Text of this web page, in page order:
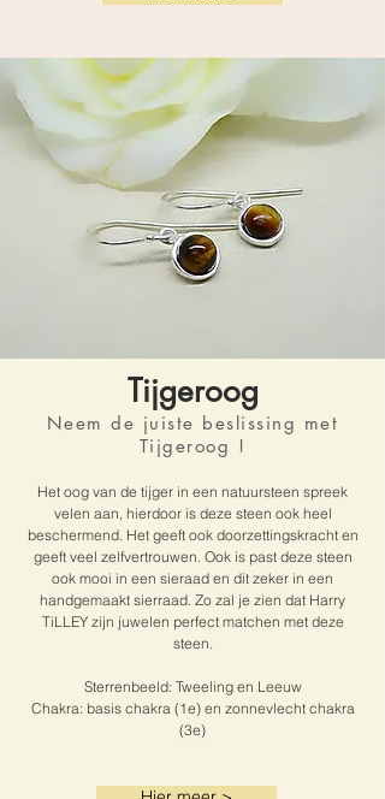
Tijgeroog
Neem de juiste beslissing met
Tijgeroog !
Het oog van de tijger in een natuursteen spreek
velen aan, hierdoor is deze steen ook heel
beschermend. Het geeft ook doorzettingskracht en
geeft veel zelfvertrouwen. Ook is past deze steen
ook mooi in een sieraad en dit zeker in een
handgemaakt sierraad. Zo zal je zien dat Harry
TiLLEY zijn juwelen perfect matchen met deze
steen.
Sterrenbeeld: Tweeling en Leeuw
Chakra: basis chakra (1e) en zonnevlecht chakra
(3e)